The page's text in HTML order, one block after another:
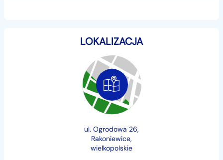
- dynamiczny silnik 1000w 36v
- baterie żelowe 3szt po 12v połączone ze sobą.
- długi czas jazdy nawet do 4 godzin.
- hamulce tarczowe przód i tył
- felgi aluminiowe 10 cali, opony bezdętkowe
LOKALIZACJA
ul. Ogrodowa 26,
Rakoniewice,
wielkopolskie